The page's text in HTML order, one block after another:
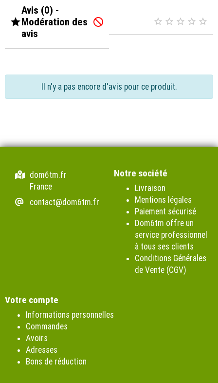

Avis (0) -
Modération des
avis
     
Il n'y a pas encore d'avis pour ce produit.
dom6tm.fr
France
contact@dom6tm.fr
Notre société
Livraison
Mentions légales
Paiement sécurisé
Dom6tm offre un
service professionnel
à tous ses clients
Conditions Générales
de Vente (CGV)
Votre compte
Informations personnelles
Commandes
Avoirs
Adresses
Bons de réduction